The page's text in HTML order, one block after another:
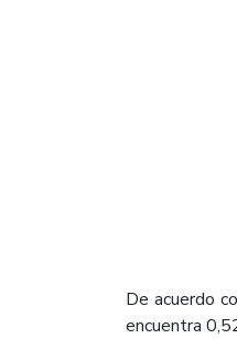
De acuerdo
encuentra